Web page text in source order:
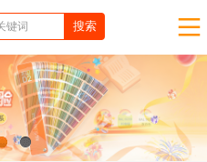
2 3